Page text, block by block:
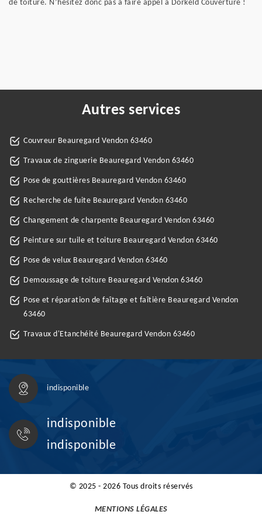
de toiture. N’hésitez donc pas à faire appel à Dorkeld Couverture !
Autres services
Couvreur Beauregard Vendon 63460
Travaux de zinguerie Beauregard Vendon 63460
Pose de gouttières Beauregard Vendon 63460
Recherche de fuite Beauregard Vendon 63460
Changement de charpente Beauregard Vendon 63460
Peinture sur tuile et toiture Beauregard Vendon 63460
Pose de velux Beauregard Vendon 63460
Demoussage de toiture Beauregard Vendon 63460
Pose et réparation de faîtage et faîtière Beauregard Vendon
63460
Travaux d'Etanchéité Beauregard Vendon 63460
indisponible
indisponible
indisponible
© 2025 - 2026 Tous droits réservés
MENTIONS LÉGALES